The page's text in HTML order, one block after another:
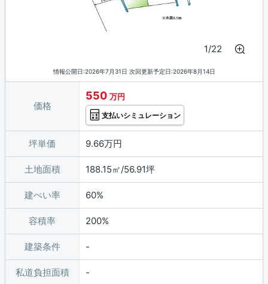
1/22
情報公開日:2026年7月31日 次回更新予定日:2026年8月14日
価格
550 万円
支払いシミュレーション
坪単価 9.66万円
土地面積 188.15㎡/56.91坪
建ぺい率 60%
容積率 200%
建築条件
私道負担面積